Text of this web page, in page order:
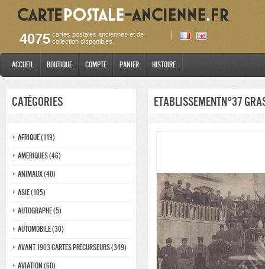
4075 cartes postales anciennes et de
collection disponibles.
Accueil Boutique Compte Panier Histoire
Catégories
Afrique (119)
Amériques (46)
Animaux (40)
Asie (105)
Autographe (5)
Automobile (30)
Avant 1903 Cartes précurseurs (349)
Aviation (60)
EtablissementN°37